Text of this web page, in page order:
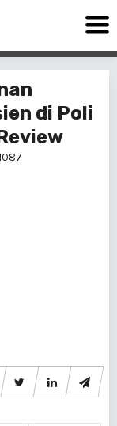
di Poli